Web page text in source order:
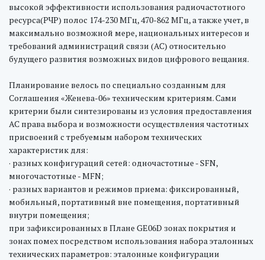
высокой эффективности использования радиочастотного
ресурса(РЧР) полос 174-230 МГц, 470-862 МГц, а также учет, в
максимально возможной мере, национальных интересов и
требований администраций связи (АС) относительно
будущего развития возможных видов цифрового вещания.
Планирование велось по специально созданным для
Соглашения «Женева-06» техническим критериям. Сами
критерии были синтезированы из условия предоставления
АС права выбора и возможности осуществления частотных
присвоений с требуемым набором технических
характеристик для:
· разных конфигураций сетей: одночастотные - SFN,
многочастотные - MFN;
· разных вариантов и режимов приема: фиксированный,
мобильный, портативный вне помещения, портативный
внутри помещения;
при зафиксированных в Плане GE06D зонах покрытия и
зонах помех посредством использования набора эталонных
технических параметров: эталонные конфигурации